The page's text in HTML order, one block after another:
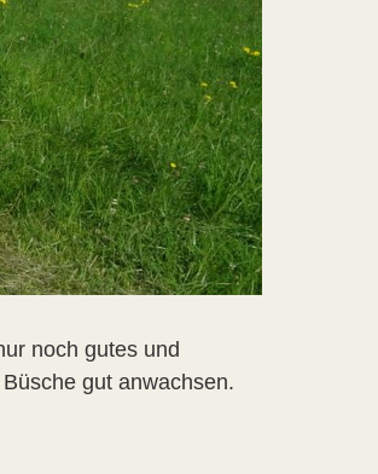
noch gutes und
gut anwachsen.